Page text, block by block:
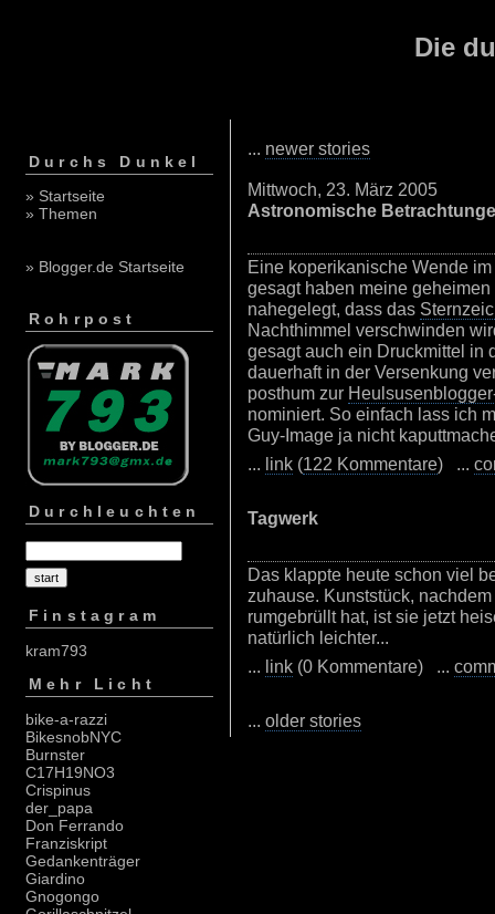
Die
Durchs Dunkel
» Startseite
» Themen
» Blogger.de Startseite
Rohrpost
Durchleuchten
Finstagram
kram793
Mehr Licht
bike-a-razzi
BikesnobNYC
Burnster
C17H19NO3
Crispinus
der_papa
Don Ferrando
Franziskript
Gedankenträger
Giardino
Gnogongo
... newer stories
Mittwoch, 23. März 2005
Astronomische
Eine koperikanische Wende
gesagt haben meine
nahegelegt, dass das
Nachthimmel verschwinden
gesagt auch ein Druckmittel in
dauerhaft in der Versenkung
posthum zur
nominiert. So einfach lass ich
Guy-Image ja nicht
... link (122 Kommentare) ...
Tagwerk
Das klappte heute schon viel
zuhause. Kunststück,
rumgebrüllt hat, ist sie jetzt
natürlich leichter...
... link (0 Kommentare) ...
... older stories